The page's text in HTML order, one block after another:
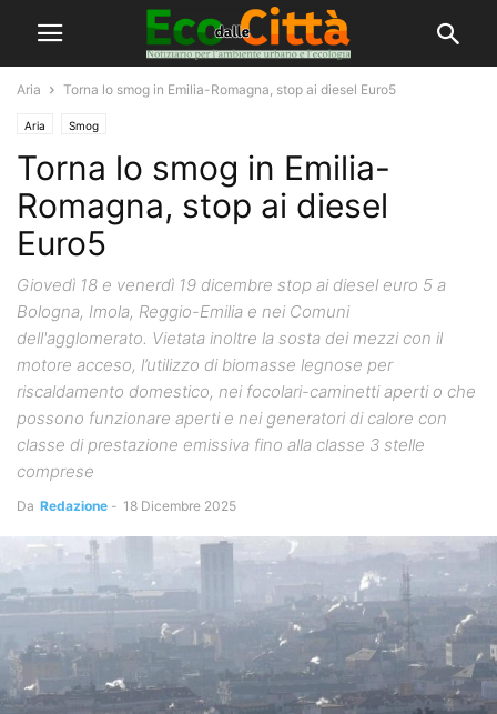
Aria Torna lo smog in Emilia-Romagna, stop ai diesel Euro5
Aria Smog
Torna lo smog in Emilia-
Romagna, stop ai diesel
Euro5
Giovedì 18 e venerdì 19 dicembre stop ai diesel euro 5 a
Bologna, Imola, Reggio-Emilia e nei Comuni
dell'agglomerato. Vietata inoltre la sosta dei mezzi con il
motore acceso, l’utilizzo di biomasse legnose per
riscaldamento domestico, nei focolari-caminetti aperti o che
possono funzionare aperti e nei generatori di calore con
classe di prestazione emissiva fino alla classe 3 stelle
comprese
Da Redazione - 18 Dicembre 2025